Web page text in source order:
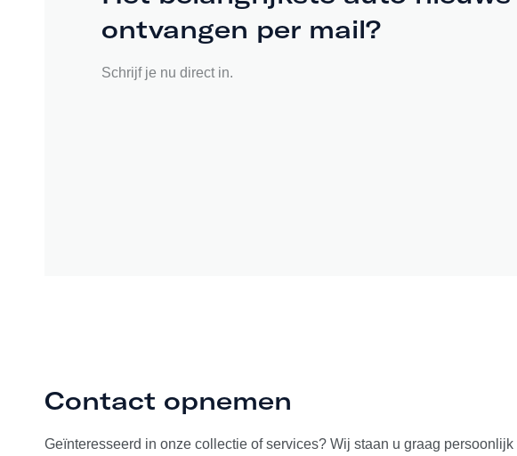
ontvangen per mail?
Schrijf je nu direct in.
Contact opnemen
Geïnteresseerd in onze collectie of services? Wij staan u graag persoonlijk